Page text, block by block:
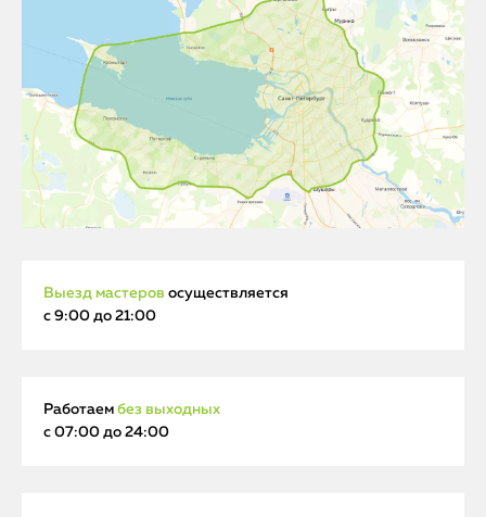
Выезд мастеров осуществляется
с 9:00 до 21:00
Работаем без выходных
с 07:00 до 24:00